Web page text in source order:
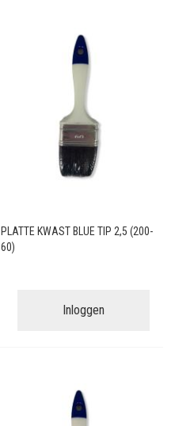
PLATTE KWAST BLUE TIP 2,5 (200-
60)
Inloggen